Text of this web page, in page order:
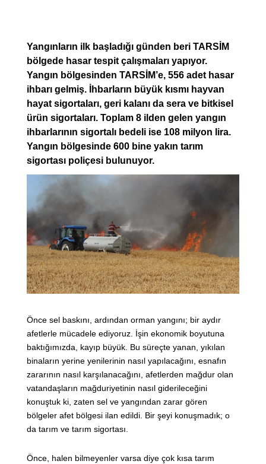
Yangınların ilk başladığı günden beri TARSİM
bölgede hasar tespit çalışmaları yapıyor.
Yangın bölgesinden TARSİM’e, 556 adet hasar
ihbarı gelmiş. İhbarların büyük kısmı hayvan
hayat sigortaları, geri kalanı da sera ve bitkisel
ürün sigortaları. Toplam 8 ilden gelen yangın
ihbarlarının sigortalı bedeli ise 108 milyon lira.
Yangın bölgesinde 600 bine yakın tarım
sigortası poliçesi bulunuyor.
Önce sel baskını, ardından orman yangını; bir aydır
afetlerle mücadele ediyoruz. İşin ekonomik boyutuna
baktığımızda, kayıp büyük. Bu süreçte yanan, yıkılan
binaların yerine yenilerinin nasıl yapılacağını, esnafın
zararının nasıl karşılanacağını, afetlerden mağdur olan
vatandaşların mağduriyetinin nasıl giderileceğini
konuştuk ki, zaten sel ve yangından zarar gören
bölgeler afet bölgesi ilan edildi. Bir şeyi konuşmadık; o
da tarım ve tarım sigortası.
Önce, halen bilmeyenler varsa diye çok kısa tarım